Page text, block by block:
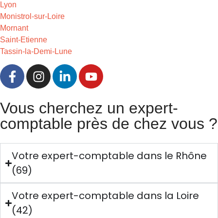
Lyon
Monistrol-sur-Loire
Mornant
Saint-Etienne
Tassin-la-Demi-Lune
Vous cherchez un expert-
comptable près de chez vous ?
Votre expert-comptable dans le Rhône
(69)
Votre expert-comptable dans la Loire
(42)